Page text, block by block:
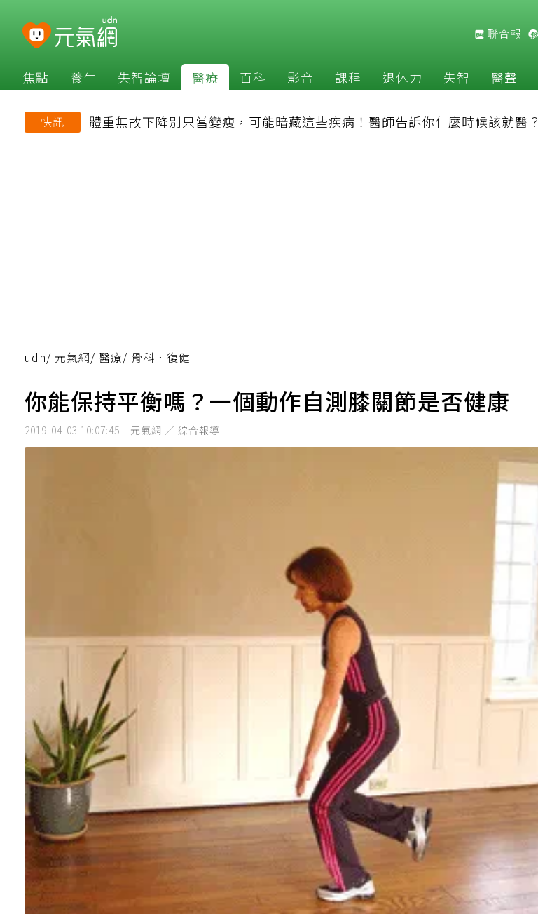
聯合報
焦點 養生 失智論壇 醫療 百科 影音 課程 退休力 失智 醫聲
快訊 體重無故下降別只當變瘦，可能暗藏這些疾病！醫師告訴你什麼時候該就醫？
udn/ 元氣網/ 醫療/ 骨科．復健
你能保持平衡嗎？一個動作自測膝關節是否健康
2019-04-03 10:07:45 元氣網 ／ 綜合報導